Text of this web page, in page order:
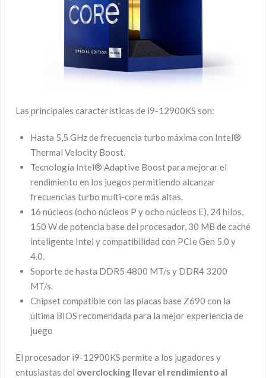
Las principales características de i9-12900KS son:
Hasta 5,5 GHz de frecuencia turbo máxima con Intel®
Thermal Velocity Boost.
Tecnología Intel® Adaptive Boost para mejorar el
rendimiento en los juegos permitiendo alcanzar
frecuencias turbo multi-core más altas.
16 núcleos (ocho núcleos P y ocho núcleos E), 24 hilos,
150 W de potencia base del procesador, 30 MB de caché
inteligente Intel y compatibilidad con PCIe Gen 5.0 y
4.0.
Soporte de hasta DDR5 4800 MT/s y DDR4 3200
MT/s.
Chipset compatible con las placas base Z690 con la
última BIOS recomendada para la mejor experiencia de
juego
El procesador i9-12900KS permite a los jugadores y
entusiastas del overclocking llevar el rendimiento al